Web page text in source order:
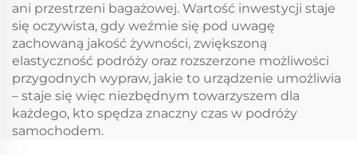
ani przestrzeni bagażowej. Wartość inwestycji staje
się oczywista, gdy weźmie się pod uwagę
zachowaną jakość żywności, zwiększoną
elastyczność podróży oraz rozszerzone możliwości
przygodnych wypraw, jakie to urządzenie umożliwia
– staje się więc niezbędnym towarzyszem dla
każdego, kto spędza znaczny czas w podróży
samochodem.